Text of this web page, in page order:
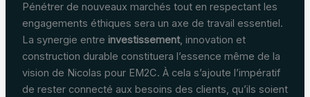
Pénétrer de nouveaux marchés tout en respectant les
engagements éthiques sera un axe de travail essentiel.
La synergie entre investissement, innovation et
construction durable constituera l’essence même de la
vision de Nicolas pour EM2C. À cela s’ajoute l’impératif
de rester connecté aux besoins des clients, qu’ils soient